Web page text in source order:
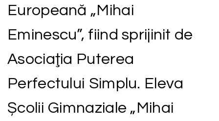
Europeană „Mihai
Eminescu”, fiind sprijinit de
Asociaţia Puterea
Perfectului Simplu. Eleva
Școlii Gimnaziale „Mihai